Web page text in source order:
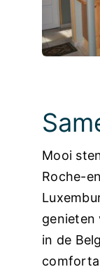
Mooi
Roche-
genieten
in de